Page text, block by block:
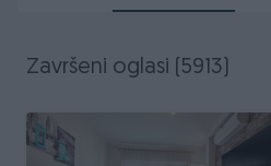
Završeni oglasi (5913)